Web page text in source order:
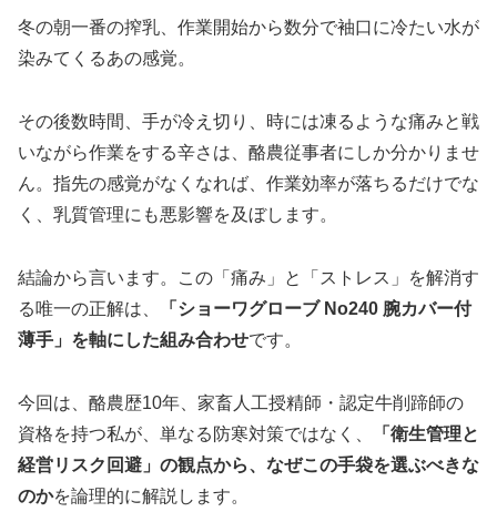
冬の朝一番の搾乳、作業開始から数分で袖口に冷たい水が
染みてくるあの感覚。
その後数時間、手が冷え切り、時には凍るような痛みと戦
いながら作業をする辛さは、酪農従事者にしか分かりませ
ん。指先の感覚がなくなれば、作業効率が落ちるだけでな
く、乳質管理にも悪影響を及ぼします。
結論から言います。この「痛み」と「ストレス」を解消す
る唯一の正解は、
「ショーワグローブ No240 腕カバー付
薄手」を軸にした組み合わせです。
今回は、酪農歴10年、家畜人工授精師・認定牛削蹄師の
資格を持つ私が、単なる防寒対策ではなく、
「衛生管理と
経営リスク回避」の観点から、なぜこの手袋を選ぶべきな
のかを論理的に解説します。